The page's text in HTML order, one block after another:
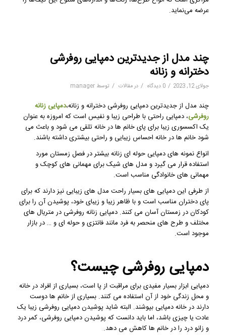
عرضه می‌نماید.
چند مدل از جدیدترین دمپایی روفرشی
دخترانه و زنانه
جولای 12, 2023 / 0 دیدگاه / درمقالات / توسط manager
چند مدل از جدیدترین دمپایی روفرشی دخترانه و زنانه،دمپایی زنانه
روفرشی، دمپایی راحتی با طراحی زیبا و نفیس است که امروزه به عنوان
یک اکسسوری زیبا برای پای خانم ها در خانه تلقی می شود و باعث می
شود خانم ها در خانه احساس زیبایی و راحتی بیشتری داشته باشند.
انواع نمونه های دمپایی حوله ای زنانه بیشتر در فصل زمستان مورد
استفاده قرار می گیرد و مدل های شیک برای مهمانی های کوچک و
مهمانی های خانوادگی مناسب است.
از طرفی این دمپایی های بسیار راحت مدل های زیبایی نیز دارند که برای
پای دختران مناسب است و با ظاهر زیبا و زیبای خود، پوشیدن آن را برای
کودکان در زمستان آسان می کنند. دمپایی زنانه روفرشی در متریال های
مختلف و طرح های منحصر به فرد مانند فانتزی و حوله ای و … در بازار
موجود است.
دمپایی روفرشی چیست؟
دمپایی ابزار بسیار مفیدی برای مراقبت از پا است، بسیاری از افراد در خانه
و محل زندگی خود از آن استفاده می کنند. بسیاری از خانم ها دوست
دارند در خانه دمپایی بپوشند. البته شاید پوشیدن دمپایی روفرشی زیبا یک
عادت یا چیزی باشد، اما باید دانست که پوشیدن دمپایی روفرشی، کمر درد
و زانو درد را در خانم ها کاهش می دهد.